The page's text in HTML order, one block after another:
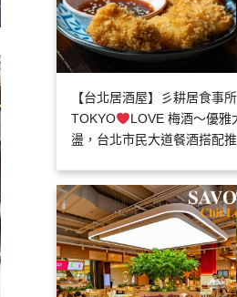
【台北居酒屋】彡耕居食事
TOKYO
LOVE 梅酒～優雅
盪，台北市民大道餐酒搭配